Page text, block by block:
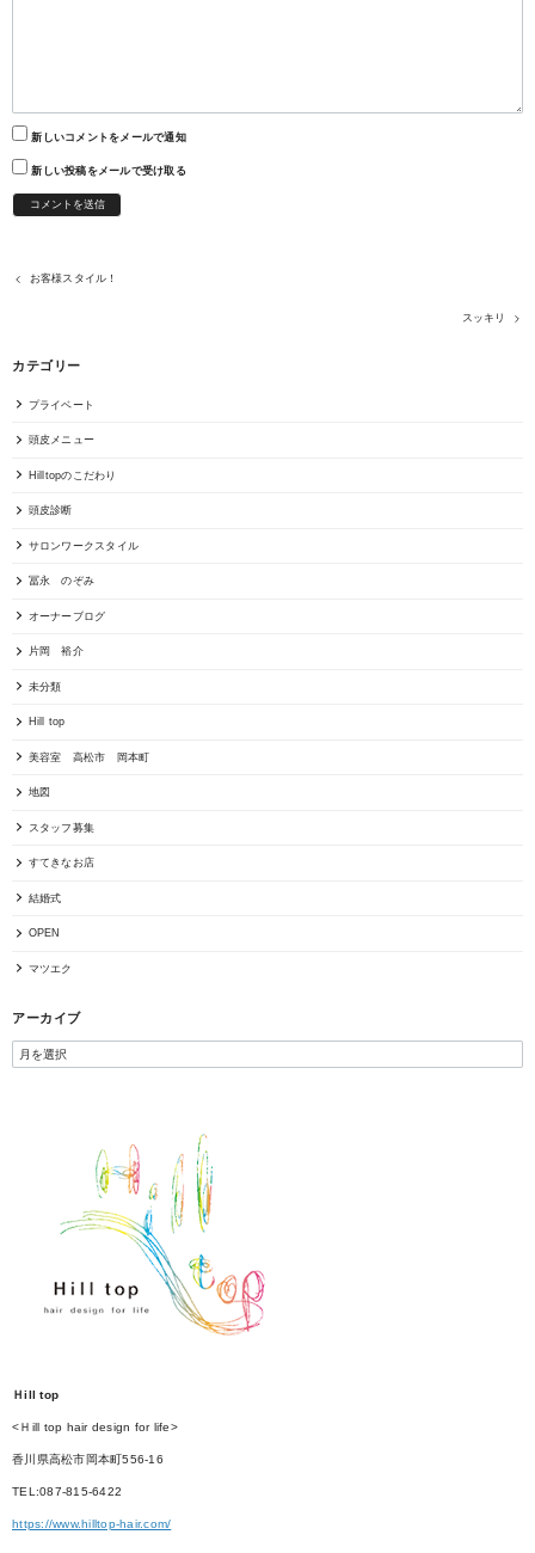
新しいコメントをメールで通知
新しい投稿をメールで受け取る
お客様スタイル！
スッキリ
カテゴリー
プライベート
頭皮メニュー
Hilltopのこだわり
頭皮診断
サロンワークスタイル
冨永 のぞみ
オーナーブログ
片岡 裕介
未分類
Hill top
美容室 高松市 岡本町
地図
スタッフ募集
すてきなお店
結婚式
OPEN
マツエク
アーカイブ
Ｈill top
<Ｈill top hair design for life>
香川県高松市岡本町556-16
TEL:087-815-6422
https://www.hilltop-hair.com/